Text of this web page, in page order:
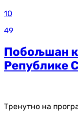
10
49
Побољшан
Републике
Тренутно на